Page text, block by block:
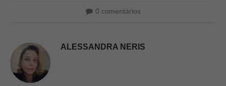
0 comentários
ALESSANDRA NERIS